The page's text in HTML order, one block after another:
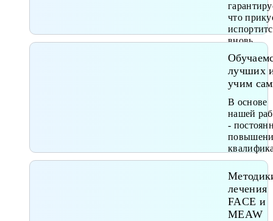
что
вновь
лучших
учим
В основе
нашей
-
лечения
FACE и
MEAW